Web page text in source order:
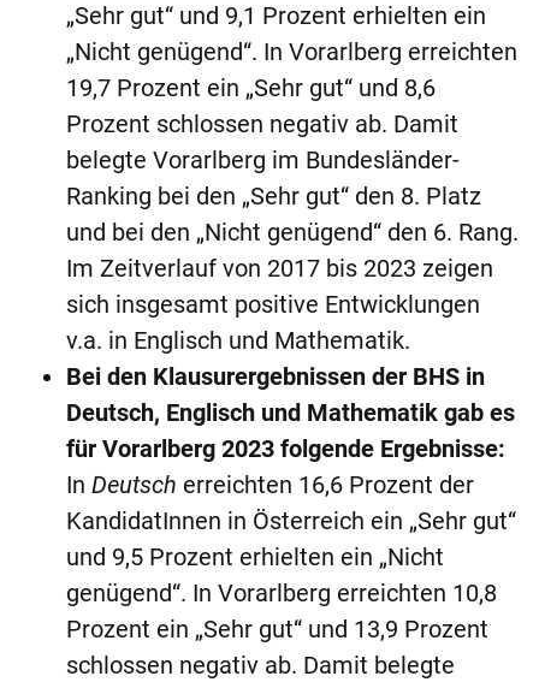
„Sehr gut“ und 9,1 Prozent erhielten ein
„Nicht genügend“. In Vorarlberg erreichten
19,7 Prozent ein „Sehr gut“ und 8,6
Prozent schlossen negativ ab. Damit
belegte Vorarlberg im Bundesländer-
Ranking bei den „Sehr gut“ den 8. Platz
und bei den „Nicht genügend“ den 6. Rang.
Im Zeitverlauf von 2017 bis 2023 zeigen
sich insgesamt positive Entwicklungen
v.a. in Englisch und Mathematik.
Bei den Klausurergebnissen der BHS in
Deutsch, Englisch und Mathematik gab es
für Vorarlberg 2023 folgende Ergebnisse:
In Deutsch erreichten 16,6 Prozent der
KandidatInnen in Österreich ein „Sehr gut“
und 9,5 Prozent erhielten ein „Nicht
genügend“. In Vorarlberg erreichten 10,8
Prozent ein „Sehr gut“ und 13,9 Prozent
schlossen negativ ab. Damit belegte